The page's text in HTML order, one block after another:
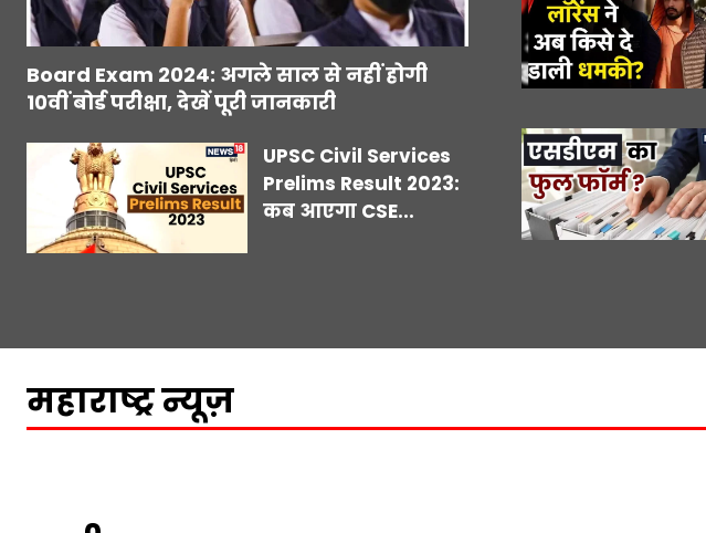
Board Exam 2024: अगले साल से नहीं होगी
10वीं बोर्ड परीक्षा, देखें पूरी जानकारी
UPSC Civil Services
Prelims Result 2023:
कब आएगा CSE...
महाराष्ट्र न्यूज़